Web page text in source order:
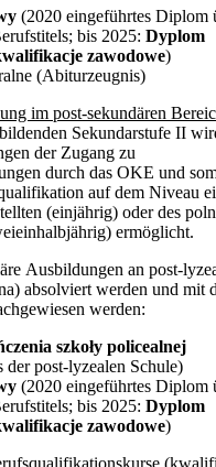
(2020 eingeführtes Diplom
bis 2025: Dyplom
zawodowe)
(Abiturzeugnis)
im post-sekundären
Sekundarstufe II
der Zugang zu
durch das OKE und
auf dem Niveau
(einjährig) oder des
ermöglicht.
Ausbildungen an post-
absolviert werden und mit
werden:
szkoły policealnej
der post-lyzealen Schule)
(2020 eingeführtes Diplom
bis 2025: Dyplom
zawodowe)